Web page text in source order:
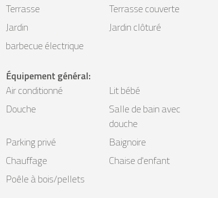
Terrasse
Terrasse couverte
Jardin
Jardin clôturé
barbecue électrique
Équipement général:
Air conditionné
Lit bébé
Douche
Salle de bain avec
douche
Parking privé
Baignoire
Chauffage
Chaise d'enfant
Poêle à bois/pellets